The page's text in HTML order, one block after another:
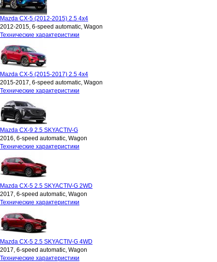
Mazda CX-5 (2012-2015) 2.5 4x4
2012-2015, 6-speed automatic, Wagon
Технические характеристики
Mazda CX-5 (2015-2017) 2.5 4x4
2015-2017, 6-speed automatic, Wagon
Технические характеристики
Mazda CX-9 2.5 SKYACTIV-G
2016, 6-speed automatic, Wagon
Технические характеристики
Mazda CX-5 2.5 SKYACTIV-G 2WD
2017, 6-speed automatic, Wagon
Технические характеристики
Mazda CX-5 2.5 SKYACTIV-G 4WD
2017, 6-speed automatic, Wagon
Технические характеристики